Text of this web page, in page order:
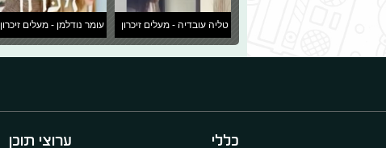
טליה עובדיה - מעלים זיכרון עומר נודלמן - מעלים זיכרון
כללי ערוצי תוכן